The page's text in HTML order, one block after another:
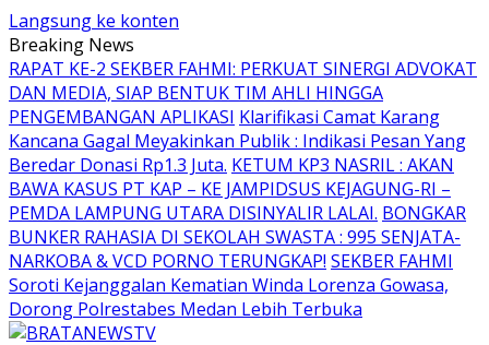
Langsung ke konten
Breaking News
RAPAT KE-2 SEKBER FAHMI: PERKUAT SINERGI ADVOKAT
DAN MEDIA, SIAP BENTUK TIM AHLI HINGGA
PENGEMBANGAN APLIKASI Klarifikasi Camat Karang
Kancana Gagal Meyakinkan Publik : Indikasi Pesan Yang
Beredar Donasi Rp1.3 Juta. KETUM KP3 NASRIL : AKAN
BAWA KASUS PT KAP – KE JAMPIDSUS KEJAGUNG-RI –
PEMDA LAMPUNG UTARA DISINYALIR LALAI. BONGKAR
BUNKER RAHASIA DI SEKOLAH SWASTA : 995 SENJATA-
NARKOBA & VCD PORNO TERUNGKAP! SEKBER FAHMI
Soroti Kejanggalan Kematian Winda Lorenza Gowasa,
Dorong Polrestabes Medan Lebih Terbuka